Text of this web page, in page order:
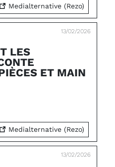
Medialternative (Rezo)
13/02/2026
LES
ET MAIN
Medialternative (Rezo)
13/02/2026